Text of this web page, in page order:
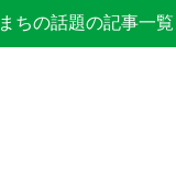
まちの話題の記事一覧